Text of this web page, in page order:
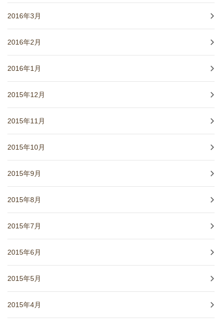
2016年3月
2016年2月
2016年1月
2015年12月
2015年11月
2015年10月
2015年9月
2015年8月
2015年7月
2015年6月
2015年5月
2015年4月